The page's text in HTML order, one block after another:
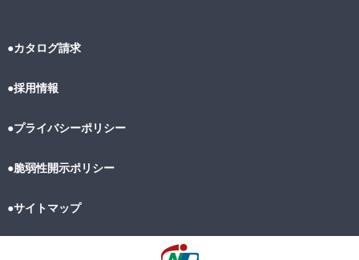
●カタログ請求
●採用情報
●プライバシーポリシー
●脆弱性開示ポリシー
●サイトマップ